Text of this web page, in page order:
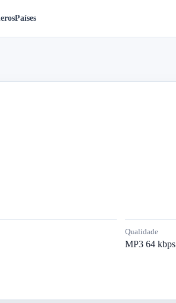
Países
Qualidade
MP3 64 kbps